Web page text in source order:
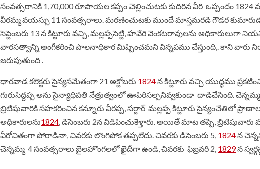
సంవత్సరానికి 1,70,000రూపాయలకప్పంచెల్లించుటకు కుదిరిన వీరి ఒప్పందం 1824
వీరమ్మవయస్సు 11 సంవత్సరాలు మరణించుటకు ముందేమాస్తమరడిగౌడర
సెప్టెంబరు 13నకిట్టూరు వచ్చి మల్లప్పసెట్టి హవేరివెంకటరావులను అధికారులుగా
వారసత్వాన్ని అంగీకరించిపాలనాధికారమిప్పించమని విన్నపము చేస్తుంది కానివారు
జరుపుతుంది
ధారవాడకలెక్టరు సైన్యసమేతంగా 21 అక్టోబరు 1824నకిట్టూరు వచ్చి యుద్ధము
గురుసిద్దప్ప అను సైన్యాధిపతి నేత్రుత్వంలోఊపిరిసల్పనివ్వకుండా దాడిచేసింది చెన్నమ్మ
బ్రిటిషువారికిసహకరించినకన్నూరు వీరప్ప సర్దార్ మల్లప్ప కిట్టూరు సైన్యంచేతిలో
అధికారులను1824 డిసెంబరు 2నవిడిపించుకెళ్తారు అయితేమాటతప్పి బ్రిటిషువారు
వీరోచితంగాపోరాడినా, చివరకు లొంగిపోకతప్పలేదు చివరకు డిసెంబరు 5, 1824న
చెన్నమ్మ 4సంవత్సరాలు బైలహొంగలలోఖైదీగాఉండి, చివరకు ఫిబ్రవరి 2, 1829న